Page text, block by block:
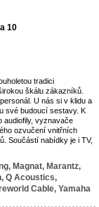
10
tradici
škálu zákazníků.
U nás si v klidu a
své budoucí sestavy. K
audiofily, vyznavače
ozvučení vnitřních
Součástí nabídky je i TV,
Magnat, Marantz,
Q Acoustics,
Cable, Yamaha